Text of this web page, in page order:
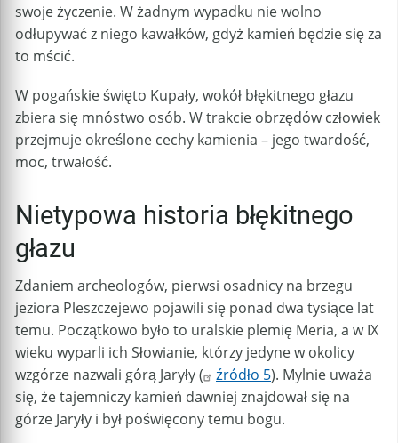
swoje życzenie. W żadnym wypadku nie wolno
odłupywać z niego kawałków, gdyż kamień będzie się za
to mścić.
W pogańskie święto Kupały, wokół błękitnego głazu
zbiera się mnóstwo osób. W trakcie obrzędów człowiek
przejmuje określone cechy kamienia – jego twardość,
moc, trwałość.
Nietypowa historia błękitnego
głazu
Zdaniem archeologów, pierwsi osadnicy na brzegu
jeziora Pleszczejewo pojawili się ponad dwa tysiące lat
temu. Początkowo było to uralskie plemię Meria, a w IX
wieku wyparli ich Słowianie, którzy jedyne w okolicy
wzgórze nazwali górą Jaryły (
źródło 5). Mylnie uważa
się, że tajemniczy kamień dawniej znajdował się na
górze Jaryły i był poświęcony temu bogu.